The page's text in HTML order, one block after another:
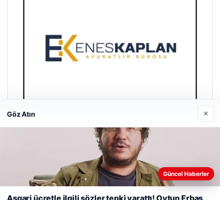
Enes Kaplan Avukatlık Bürosu
Web sitemizi nasıl kullandığınızı daha iyi anlayabilmek,
Göz Atın ×
Güncel Haberler
Asgari ücretle ilgili sözler tepki yarattı! Oytun Erbaş